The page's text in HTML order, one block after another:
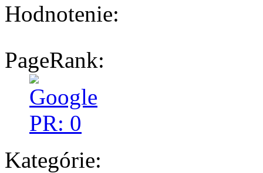
Hodnotenie:
PageRank:
Kategórie: